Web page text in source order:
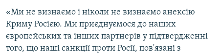
«Ми не визнаємо і ніколи не визнаємо анексію
Криму Росією. Ми приєднуємося до наших
європейських та інших партнерів у підтвердженні
того, що наші санкції проти Росії, пов'язані з